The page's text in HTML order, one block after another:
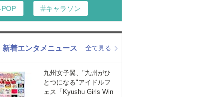
POP キャラソン
POP 演歌・歌謡
洋楽
ディズニー
新着エンタメニュース 全て見る
九州女子翼、"九州がひ
とつになる"アイドルフ
ェス「Kyushu Girls Win